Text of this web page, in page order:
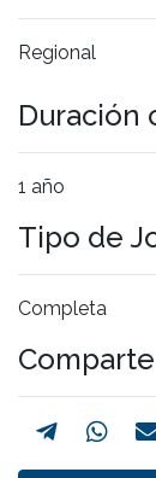
Regional
Duración
1 año
Tipo de
Completa